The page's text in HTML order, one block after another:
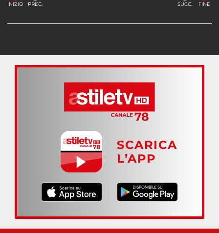
INIZIO PREC. SUCC. FINE
SCARICA
L’APP